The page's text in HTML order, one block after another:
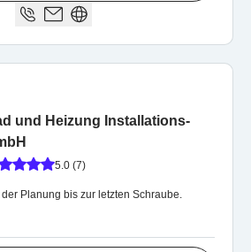
und Heizung Installations-
5.0 (7)
Planung bis zur letzten Schraube.